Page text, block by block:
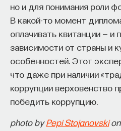
но и для понимания роли
В какой-то момент
оплачивать квитанции — и
зависимости от страны и
особенностей. Этот
что даже при наличии
коррупции верховенство
победить коррупцию.
photo byPepi Stojanovskion